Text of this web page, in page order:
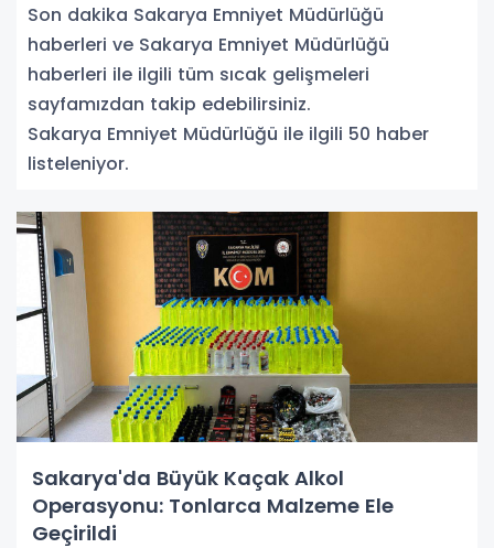
Son dakika Sakarya Emniyet Müdürlüğü
haberleri ve Sakarya Emniyet Müdürlüğü
haberleri ile ilgili tüm sıcak gelişmeleri
sayfamızdan takip edebilirsiniz.
Sakarya Emniyet Müdürlüğü ile ilgili 50 haber
listeleniyor.
Sakarya'da Büyük Kaçak Alkol
Operasyonu: Tonlarca Malzeme Ele
Geçirildi